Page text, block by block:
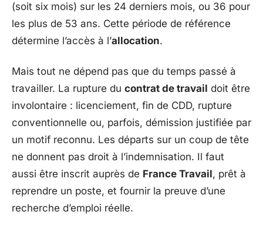
(soit six mois) sur les 24 derniers mois, ou 36 pour
les plus de 53 ans. Cette période de référence
détermine l’accès à l’allocation.
Mais tout ne dépend pas que du temps passé à
travailler. La rupture du contrat de travail doit être
involontaire : licenciement, fin de CDD, rupture
conventionnelle ou, parfois, démission justifiée par
un motif reconnu. Les départs sur un coup de tête
ne donnent pas droit à l’indemnisation. Il faut
aussi être inscrit auprès de France Travail, prêt à
reprendre un poste, et fournir la preuve d’une
recherche d’emploi réelle.